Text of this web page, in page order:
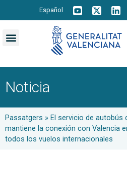
Español
Noticia
Passatgers » El servicio de autobús
mantiene la conexión con Valencia
todos los vuelos internacionales